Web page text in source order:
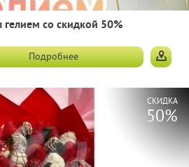
со скидкой 50%
Подробнее
СКИДКА
50%